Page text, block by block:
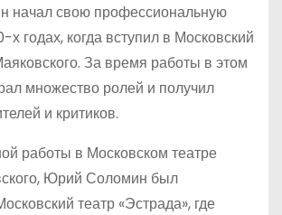
начал свою профессиональную
х годах, когда вступил в Московский
За время работы в этом
множество ролей и получил
и критиков.
работы в Московском театре
Юрий Соломин был
театр «Эстрада», где